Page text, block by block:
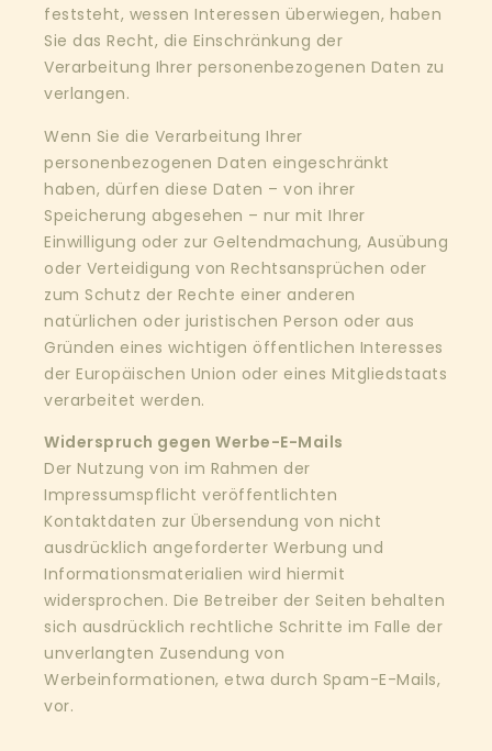
feststeht, wessen Interessen überwiegen, haben
Sie das Recht, die Einschränkung der
Verarbeitung Ihrer personenbezogenen Daten zu
verlangen.
Wenn Sie die Verarbeitung Ihrer
personenbezogenen Daten eingeschränkt
haben, dürfen diese Daten – von ihrer
Speicherung abgesehen – nur mit Ihrer
Einwilligung oder zur Geltendmachung, Ausübung
oder Verteidigung von Rechtsansprüchen oder
zum Schutz der Rechte einer anderen
natürlichen oder juristischen Person oder aus
Gründen eines wichtigen öffentlichen Interesses
der Europäischen Union oder eines Mitgliedstaats
verarbeitet werden.
Widerspruch gegen Werbe-E-Mails
Der Nutzung von im Rahmen der
Impressumspflicht veröffentlichten
Kontaktdaten zur Übersendung von nicht
ausdrücklich angeforderter Werbung und
Informationsmaterialien wird hiermit
widersprochen. Die Betreiber der Seiten behalten
sich ausdrücklich rechtliche Schritte im Falle der
unverlangten Zusendung von
Werbeinformationen, etwa durch Spam-E-Mails,
vor.